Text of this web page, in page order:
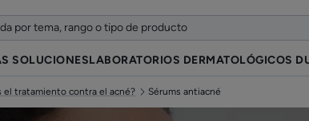
SOLUCIONESLABORATORIOS DERMATOLÓGICOS
el tratamiento contra el acné? Sérums antiacné